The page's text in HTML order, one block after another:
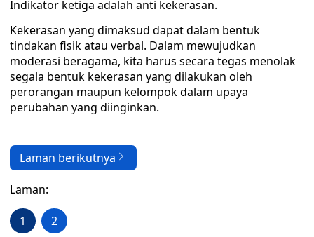
Indikator ketiga adalah anti kekerasan.
Kekerasan yang dimaksud dapat dalam bentuk
tindakan fisik atau verbal. Dalam mewujudkan
moderasi beragama, kita harus secara tegas menolak
segala bentuk kekerasan yang dilakukan oleh
perorangan maupun kelompok dalam upaya
perubahan yang diinginkan.
Laman berikutnya
Laman:
1 2